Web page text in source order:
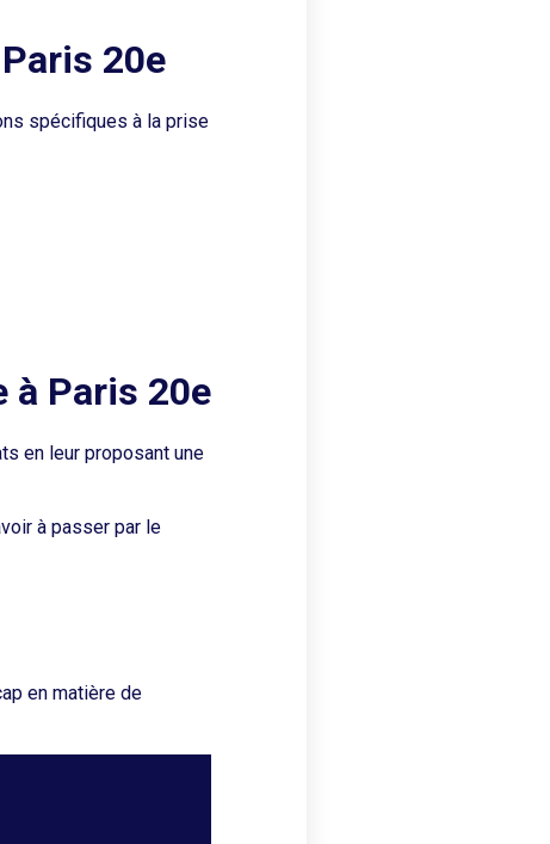
20e
spécifiques à la prise
à Paris 20e
en leur proposant une
à passer par le
en matière de